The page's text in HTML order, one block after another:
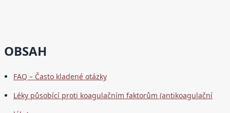
OBSAH
FAQ – Často kladené otázky
Léky působící proti koagulačním faktorům (antikoagulační